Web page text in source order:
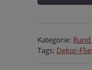
Kategorie:
Tags: Dekor-